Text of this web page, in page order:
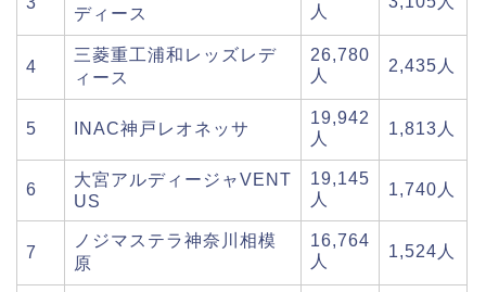
ディース
人
4
三菱重工浦和レッズレデ
ィース
26,780
人
2,435人
5 INAC神戸レオネッサ
19,942
人
1,813人
6
大宮アルディージャVENT
US
19,145
人
1,740人
7
ノジマステラ神奈川相模
原
16,764
人
1,524人